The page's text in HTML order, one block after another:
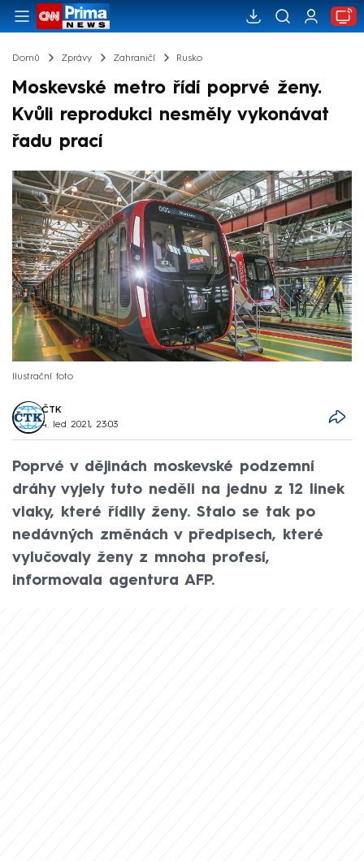
Domů Zprávy Zahraničí Rusko
Moskevské metro řídí poprvé ženy.
Kvůli reprodukci nesměly vykonávat
řadu prací
Ilustrační foto
ČTK
4. led 2021, 23:03
Poprvé v dějinách moskevské podzemní
dráhy vyjely tuto neděli na jednu z 12 linek
vlaky, které řídily ženy. Stalo se tak po
nedávných změnách v předpisech, které
vylučovaly ženy z mnoha profesí,
informovala agentura AFP.